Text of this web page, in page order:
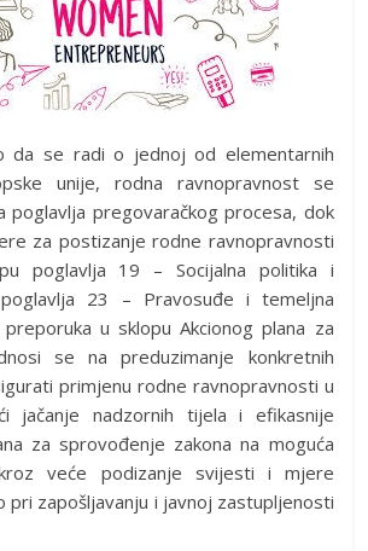
da se radi o jednoj od elementarnih
unije, rodna ravnopravnost se
poglavlja pregovaračkog procesa, dok
za postizanje rodne ravnopravnosti
poglavlja 19 – Socijalna politika i
23 – Pravosuđe i temeljna
u sklopu Akcionog plana za
se na preduzimanje konkretnih
primjenu rodne ravnopravnosti u
jačanje nadzornih tijela i efikasnije
za sprovođenje zakona na moguća
veće podizanje svijesti i mjere
pri zapošljavanju i javnoj zastupljenosti